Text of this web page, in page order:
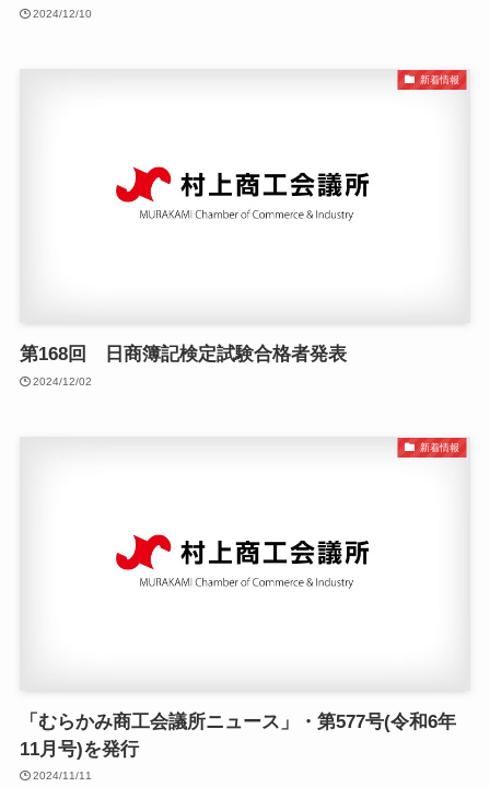
2024/12/10
新着情報
第168回 日商簿記検定試験合格者発表
2024/12/02
新着情報
「むらかみ商工会議所ニュース」・第577号(令和6年
11月号)を発行
2024/11/11